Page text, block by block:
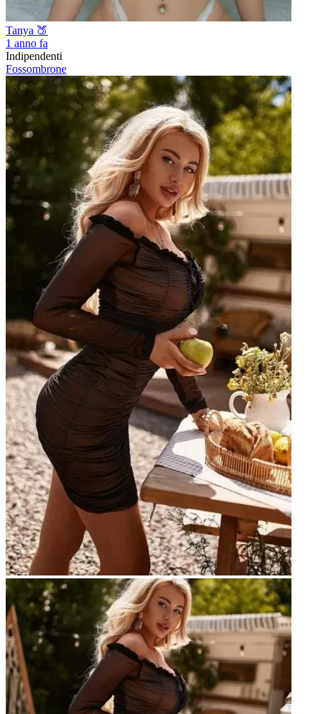
Tanya 🍑
1 anno fa
Indipendenti
Fossombrone